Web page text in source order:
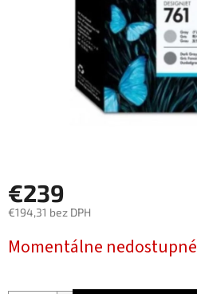
€239
€194,31 bez DPH
cena:
Momentálne nedostupné